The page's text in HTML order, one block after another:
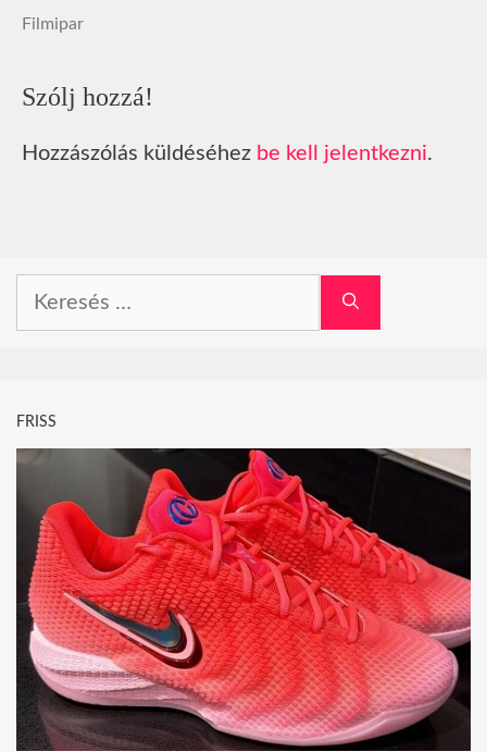
Filmipar
Szólj hozzá!
Hozzászólás küldéséhez be kell jelentkezni.
FRISS